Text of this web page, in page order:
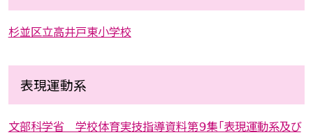
杉並区立高井戸東小学校
表現運動系
文部科学省 学校体育実技指導資料第９集「表現運動系及び